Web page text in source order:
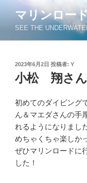
ン
マリンロー
SEE THE
投
日:
2023年6月2日 投稿者: Y
小松 翔さん
初めてのダイビング
ん＆マエダさんの手
れるようになりまし
めちゃくちゃ楽しか
ぜひマリンロードに
した！